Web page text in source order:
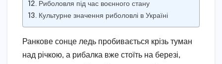
Риболовля під час воєнного стану
Культурне значення риболовлі в Україні
Ранкове сонце ледь пробивається крізь туман
над річкою, а рибалка вже стоїть на березі,